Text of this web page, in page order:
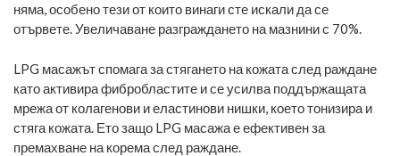
няма, особено тези от които винаги сте искали да се
отървете. Увеличаване разграждането на мазнини с 70%.
LPG масажът спомага за стягането на кожата след раждане
като активира фибробластите и се усилва поддържащата
мрежа от колагенови и еластинови нишки, което тонизира и
стяга кожата. Ето защо LPG масажа е ефективен за
премахване на корема след раждане.